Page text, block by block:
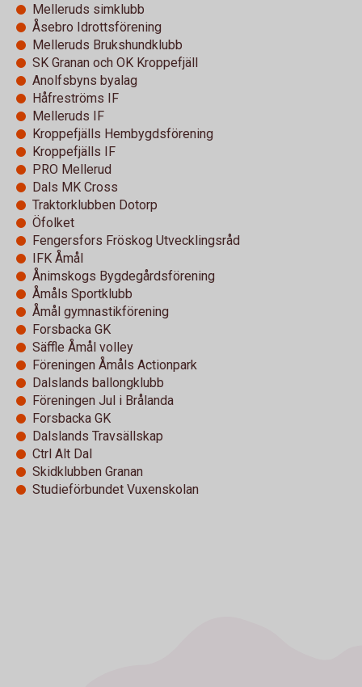
Melleruds simklubb
Åsebro Idrottsförening
Melleruds Brukshundklubb
SK Granan och OK Kroppefjäll
Anolfsbyns byalag
Håfreströms IF
Melleruds IF
Kroppefjälls Hembygdsförening
Kroppefjälls IF
PRO Mellerud
Dals MK Cross
Traktorklubben Dotorp
Öfolket
Fengersfors Fröskog Utvecklingsråd
IFK Åmål
Ånimskogs Bygdegårdsförening
Åmåls Sportklubb
Åmål gymnastikförening
Forsbacka GK
Säffle Åmål volley
Föreningen Åmåls Actionpark
Dalslands ballongklubb
Föreningen Jul i Brålanda
Forsbacka GK
Dalslands Travsällskap
Ctrl Alt Dal
Skidklubben Granan
Studieförbundet Vuxenskolan